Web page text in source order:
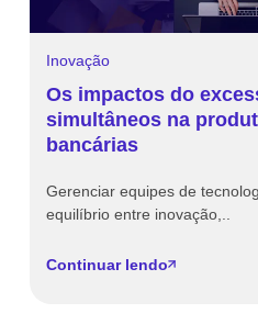
Inovação
Os impactos do
simultâneos na
bancárias
Gerenciar equipes de
equilíbrio entre inovação,..
Continuar lendo